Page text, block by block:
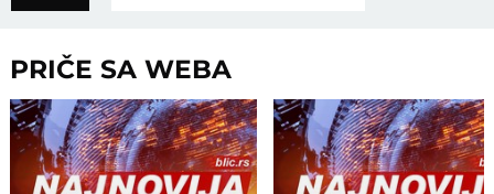
PRIČE SA WEBA